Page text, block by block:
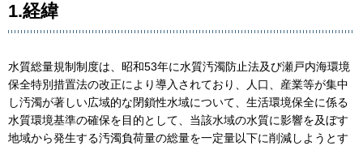
1.経緯
水質総量規制制度は、昭和53年に水質汚濁防止法及び瀬戸内海環境
保全特別措置法の改正により導入されており、人口、産業等が集中
し汚濁が著しい広域的な閉鎖性水域について、生活環境保全に係る
水質環境基準の確保を目的として、当該水域の水質に影響を及ぼす
地域から発生する汚濁負荷量の総量を一定量以下に削減しようとす